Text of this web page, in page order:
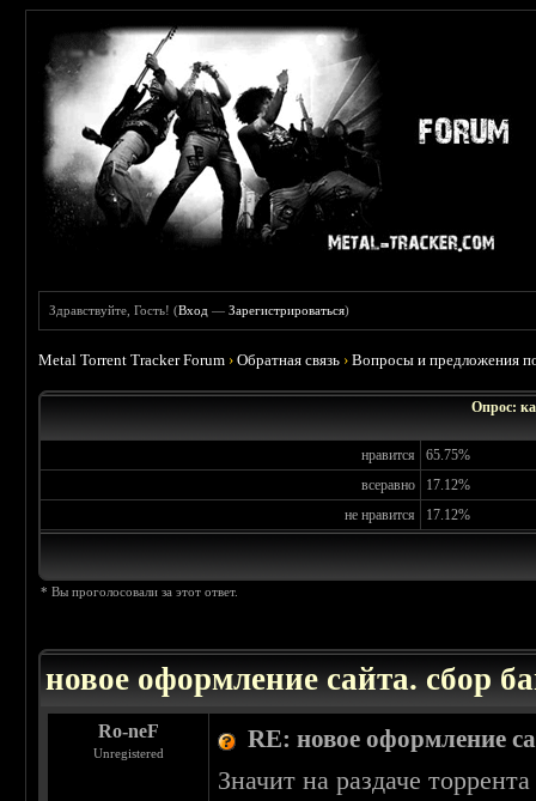
Здравствуйте, Гость! (Вход —Зарегистрироваться)
Metal Torrent Tracker Forum ›Обратная связь ›Вопросы и предложения
Опрос:
нравится
65.75%
всеравно
17.12%
не нравится
17.12%
* Вы проголосовали за этот ответ.
новое оформление сайта. сбор
Ro-neF
Unregistered
RE: новое оформление
Значит на раздаче